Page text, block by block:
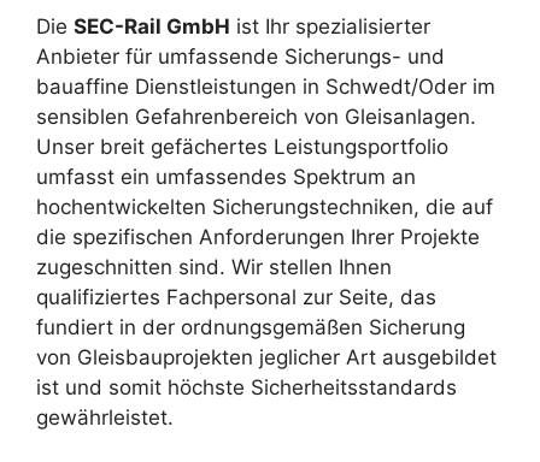
Die SEC-Rail GmbH ist Ihr spezialisierter
Anbieter für umfassende Sicherungs- und
bauaffine Dienstleistungen in Schwedt/Oder im
sensiblen Gefahrenbereich von Gleisanlagen.
Unser breit gefächertes Leistungsportfolio
umfasst ein umfassendes Spektrum an
hochentwickelten Sicherungstechniken, die auf
die spezifischen Anforderungen Ihrer Projekte
zugeschnitten sind. Wir stellen Ihnen
qualifiziertes Fachpersonal zur Seite, das
fundiert in der ordnungsgemäßen Sicherung
von Gleisbauprojekten jeglicher Art ausgebildet
ist und somit höchste Sicherheitsstandards
gewährleistet.